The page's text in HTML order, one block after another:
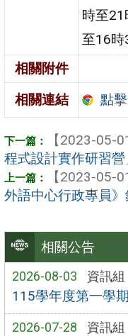
相關公告
2026-08-03 資訊組
115學年度第一學
2026-07-28 資訊組
時至
至16時
相關附件
相關連結
點
【2023-05-
程式設計實作研習營
【2023-05-
外語中心行政專員